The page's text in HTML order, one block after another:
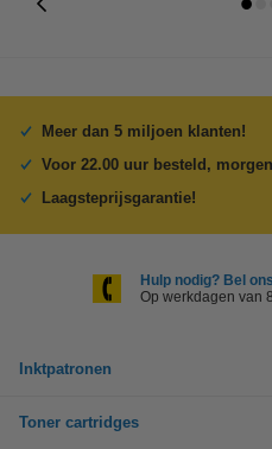
Meer dan 5 miljoen klanten!
Voor 22.00 uur besteld,
Laagsteprijsgarantie!
Hulp nodig? Bel
Op werkdagen van
Inktpatronen
Toner cartridges